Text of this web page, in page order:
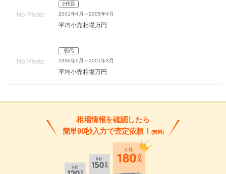
2代目
2001年4月～2005年4月
平均小売相場万円
初代
1996年5月～2001年3月
平均小売相場万円
相場情報を確認したら
簡単90秒入力で査定依頼！ (無料)